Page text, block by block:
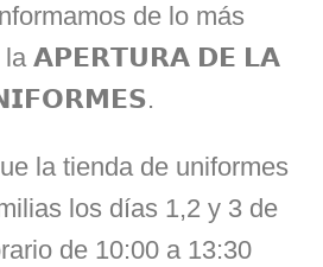
de lo más
la 𝗔𝗣𝗘𝗥𝗧𝗨𝗥𝗔 𝗗𝗘 𝗟𝗔
la tienda de uniformes
los días 1,2 y 3 de
de 10:00 a 13:30